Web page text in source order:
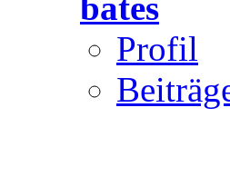
bates
Profil